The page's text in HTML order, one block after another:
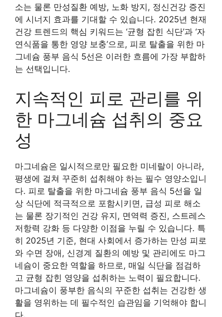
소는 물론 만성질환 예방, 노화 방지, 정신건강 증진
에 시너지 효과를 기대할 수 있습니다. 2025년 현재
건강 트렌드의 핵심 키워드는 ‘균형 잡힌 식단’과 ‘자
연식품을 통한 영양 보충’으로, 피로 탈출을 위한 마
그네슘 풍부 음식 5선은 이러한 흐름에 가장 부합하
는 선택입니다.
지속적인 피로 관리를 위
한 마그네슘 섭취의 중요
성
마그네슘은 일시적으로만 필요한 미네랄이 아니라,
평생에 걸쳐 꾸준히 섭취해야 하는 필수 영양소입니
다. 피로 탈출을 위한 마그네슘 풍부 음식 5선을 일
상 식단에 적극적으로 포함시키면, 급성 피로 해소
는 물론 장기적인 건강 유지, 면역력 증진, 스트레스
저항력 강화 등 다양한 이점을 누릴 수 있습니다. 특
히 2025년 기준, 현대 사회에서 증가하는 만성 피로
와 수면 장애, 신경계 질환의 예방 및 관리에도 마그
네슘이 중요한 역할을 하므로, 매일 식단을 점검하
고 균형 잡힌 영양을 섭취하는 노력이 필요합니다.
마그네슘이 풍부한 음식의 꾸준한 섭취는 건강한 생
활을 영위하는 데 필수적인 습관임을 기억해야 합니
다.